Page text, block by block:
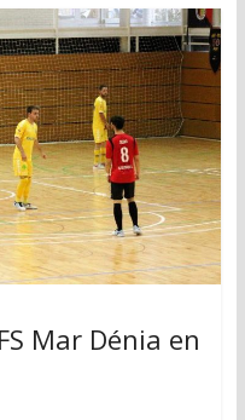
Mar Dénia en